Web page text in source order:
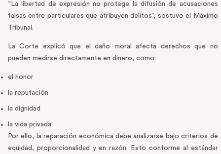
“La libertad de expresión no protege la difusión de acusaciones
falsas entre particulares que atribuyen delitos”, sostuvo el Máximo
Tribunal.
La Corte explicó que el daño moral afecta derechos que no
pueden medirse directamente en dinero, como:
el honor
la reputación
la dignidad
la vida privada
Por ello, la reparación económica debe analizarse bajo criterios de
equidad, proporcionalidad y en razón. Esto conforme al estándar